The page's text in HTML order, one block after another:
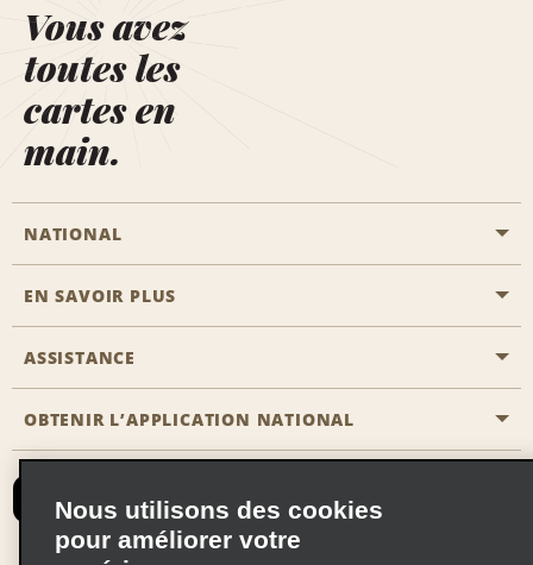
Vous avez
toutes les
cartes en
main.
NATIONAL
Passer une réservation
Solutions pour les professionnels
EN SAVOIR PLUS
Carrière
ASSISTANCE
Accessibilité
Nous contacter
Recevoir des offres par email
OBTENIR L’APPLICATION NATIONAL
Nous utilisons des cookies
pour améliorer votre